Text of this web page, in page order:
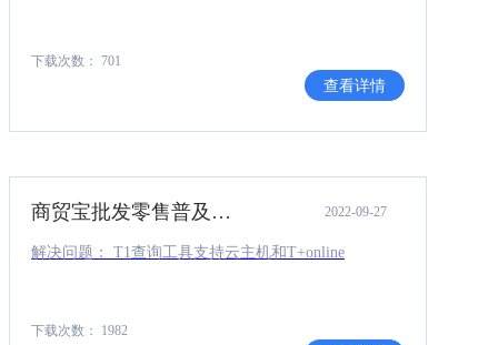
下载次数： 701
查看详情
商贸宝批发零售普及版13.0补丁（T1查询工具支持云主机和Tplusonline）.rar 2022-09-27
解决问题： T1查询工具支持云主机和T+online
下载次数： 1982